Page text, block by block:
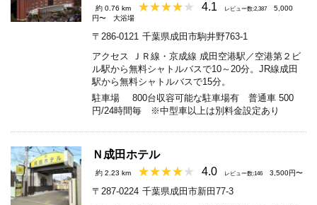
約 0.76 km 4.1 レビュー数:2,387
5,000
円〜
大浴場
〒286-0121 千葉県成田市駒井野763-1
アクセス
ＪＲ線・京成線 成田空港駅／空港第２ビ
ル駅から無料シャトルバスで10～20分。JR線成田
駅から無料シャトルバスで15分。
駐車場
800台収容可能な駐車場有 普通車 500
円/24時間毎 ※中型車以上は別料金設定あり
Ｎ成田ホテル
約 2.23 km 4.0 レビュー数:146 3,500円〜
〒287-0224 千葉県成田市新田77-3